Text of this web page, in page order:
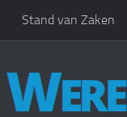
Stand van Zaken